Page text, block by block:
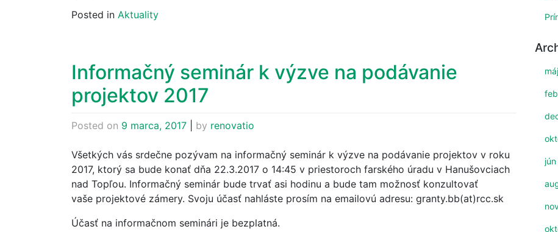
Posted in Aktuality
Informačný seminár k výzve na podávanie
projektov 2017
Posted on 9 marca, 2017 by renovatio
Všetkých vás srdečne pozývam na informačný seminár k výzve na podávanie projektov v roku
2017, ktorý sa bude konať dňa 22.3.2017 o 14:45 v priestoroch farského úradu v Hanušovciach
nad Topľou. Informačný seminár bude trvať asi hodinu a bude tam možnosť konzultovať
vaše projektové zámery. Svoju účasť nahláste prosím na emailovú adresu: granty.bb(at)rcc.sk
Účasť na informačnom seminári je bezplatná.
jún